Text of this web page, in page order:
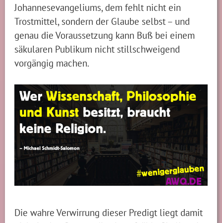
Johannesevangeliums, dem fehlt nicht ein
Trostmittel, sondern der Glaube selbst – und
genau die Voraussetzung kann Buß bei einem
säkularen Publikum nicht stillschweigend
vorgängig machen.
Die wahre Verwirrung dieser Predigt liegt damit